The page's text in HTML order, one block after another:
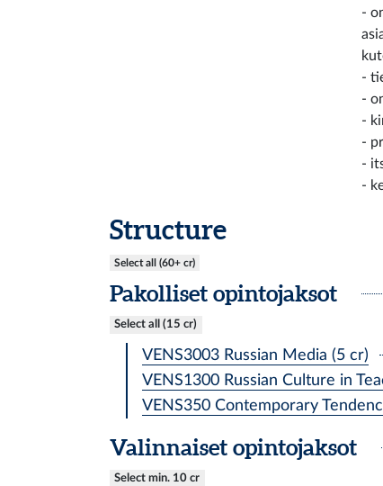
-
-
-
-
-
-
-
Structure
Select all (60+ cr)
Pakolliset opintojaksot
Select all (15 cr)
VENS3003 Russian Media (5 cr)
VENS1300 Russian Culture in
VENS350 Contemporary
Valinnaiset opintojaksot
Select min. 10 cr